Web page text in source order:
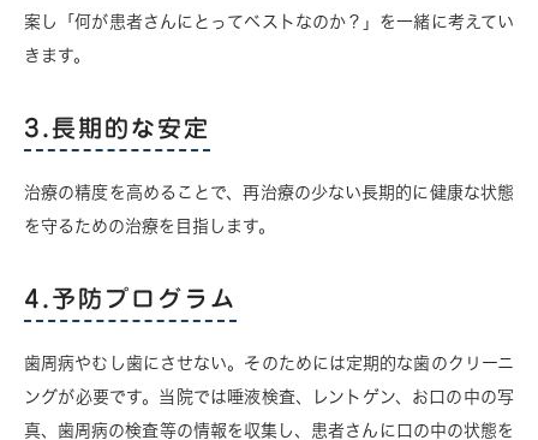
案し「何が患者さんにとってベストなのか？」を一緒に考えてい
きます。
3.長期的な安定
治療の精度を高めることで、再治療の少ない長期的に健康な状態
を守るための治療を目指します。
4.予防プログラム
歯周病やむし歯にさせない。そのためには定期的な歯のクリーニ
ングが必要です。当院では唾液検査、レントゲン、お口の中の写
真、歯周病の検査等の情報を収集し、患者さんに口の中の状態を